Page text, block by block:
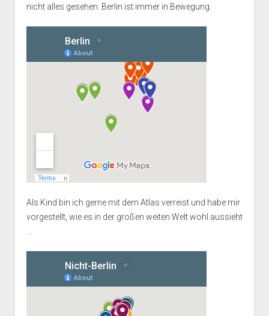
nicht alles gesehen. Berlin ist immer in Bewegung.
Als Kind bin ich gerne mit dem Atlas verreist und habe mir
vorgestellt, wie es in der großen weiten Welt wohl aussieht
...